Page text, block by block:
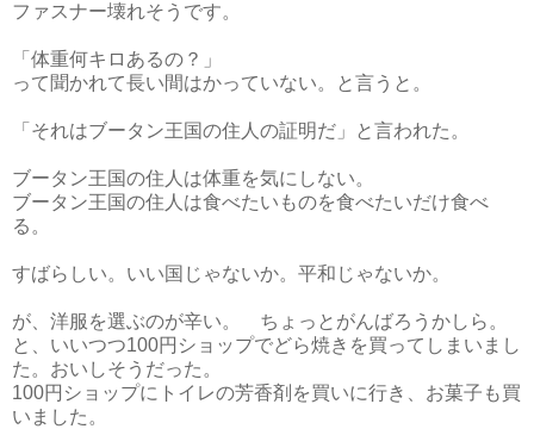
ファスナー壊れそうです。
「体重何キロあるの？」
って聞かれて長い間はかっていない。と言うと。
「それはブータン王国の住人の証明だ」と言われた。
ブータン王国の住人は体重を気にしない。
ブータン王国の住人は食べたいものを食べたいだけ食べ
る。
すばらしい。いい国じゃないか。平和じゃないか。
が、洋服を選ぶのが辛い。 ちょっとがんばろうかしら。
と、いいつつ100円ショップでどら焼きを買ってしまいまし
た。おいしそうだった。
100円ショップにトイレの芳香剤を買いに行き、お菓子も買
いました。